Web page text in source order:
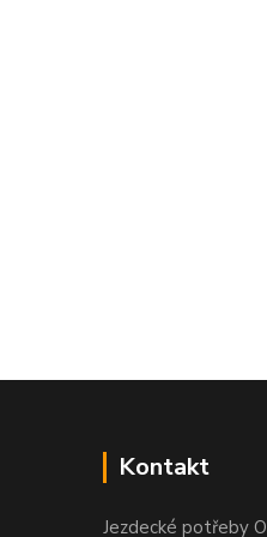
Kontakt
Jezdecké potřeby